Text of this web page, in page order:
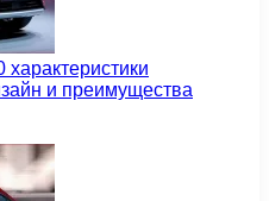
и преимущества